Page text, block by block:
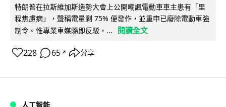
特朗普在拉斯維加斯造勢大會上公開嘲諷電動車車主患有「里
程焦慮病」，聲稱電量剩 75% 便發作，並重申已廢除電動車強
制令。惟專業車媒隨即反駁，...
閱讀全文
228 65 ↗ 分享
人工智能